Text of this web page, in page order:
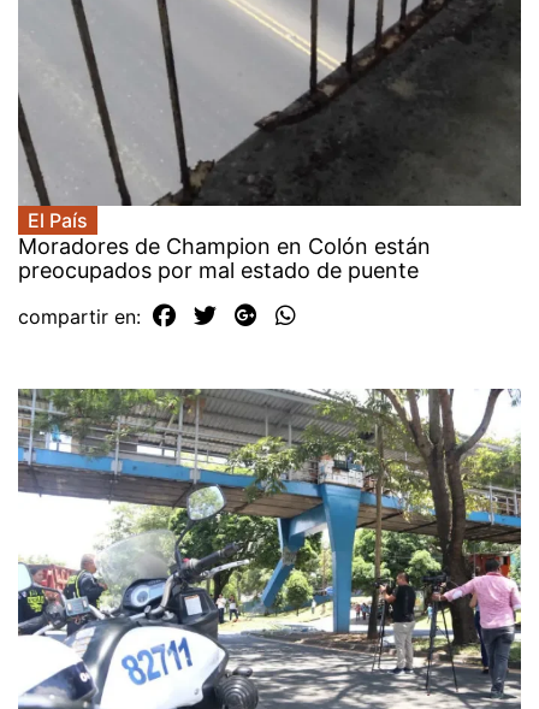
El País
Moradores de Champion en Colón están
preocupados por mal estado de puente
compartir en: